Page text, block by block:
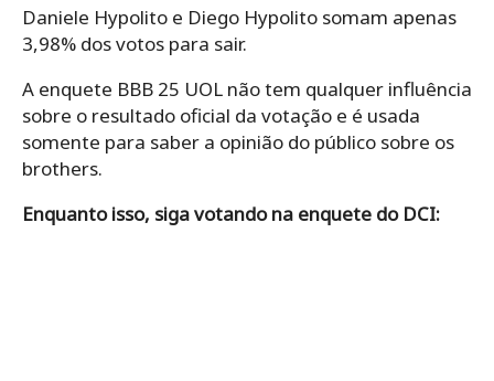
Daniele Hypolito e Diego Hypolito somam apenas
3,98% dos votos para sair.
A enquete BBB 25 UOL não tem qualquer influência
sobre o resultado oficial da votação e é usada
somente para saber a opinião do público sobre os
brothers.
Enquanto isso, siga votando na enquete do DCI: